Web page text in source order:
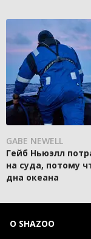
GABE NEWELL
Гейб Ньюэлл
на суда, потому
дна океана
О SHAZOO